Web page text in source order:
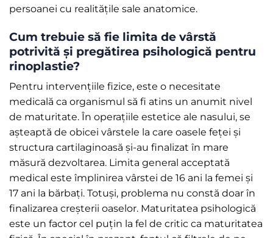
persoanei cu realitățile sale anatomice.
Cum trebuie să fie limita de vârstă
potrivită și pregătirea psihologică pentru
rinoplastie?
Pentru intervențiile fizice, este o necesitate
medicală ca organismul să fi atins un anumit nivel
de maturitate. În operațiile estetice ale nasului, se
așteaptă de obicei vârstele la care oasele feței și
structura cartilaginoasă și-au finalizat în mare
măsură dezvoltarea. Limita general acceptată
medical este împlinirea vârstei de 16 ani la femei și
17 ani la bărbați. Totuși, problema nu constă doar în
finalizarea creșterii oaselor. Maturitatea psihologică
este un factor cel puțin la fel de critic ca maturitatea